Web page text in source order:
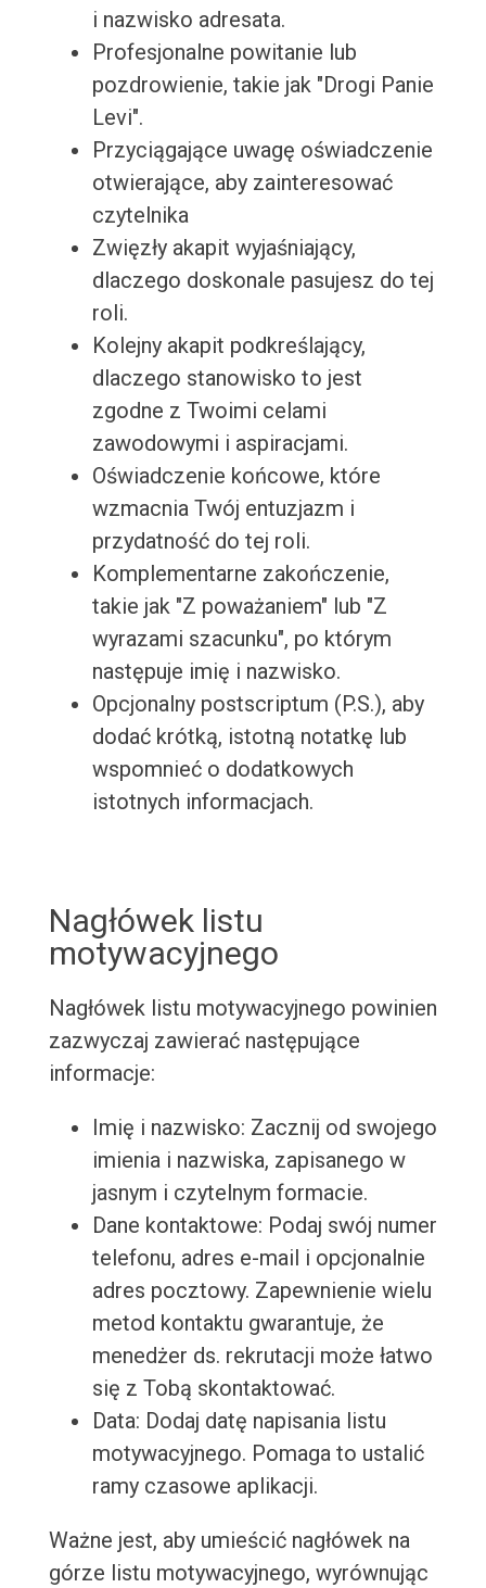
i nazwisko adresata.
Profesjonalne powitanie lub
pozdrowienie, takie jak "Drogi Panie
Levi".
Przyciągające uwagę oświadczenie
otwierające, aby zainteresować
czytelnika
Zwięzły akapit wyjaśniający,
dlaczego doskonale pasujesz do tej
roli.
Kolejny akapit podkreślający,
dlaczego stanowisko to jest
zgodne z Twoimi celami
zawodowymi i aspiracjami.
Oświadczenie końcowe, które
wzmacnia Twój entuzjazm i
przydatność do tej roli.
Komplementarne zakończenie,
takie jak "Z poważaniem" lub "Z
wyrazami szacunku", po którym
następuje imię i nazwisko.
Opcjonalny postscriptum (P.S.), aby
dodać krótką, istotną notatkę lub
wspomnieć o dodatkowych
istotnych informacjach.
Nagłówek listu
motywacyjnego
Nagłówek listu motywacyjnego powinien
zazwyczaj zawierać następujące
informacje:
Imię i nazwisko: Zacznij od swojego
imienia i nazwiska, zapisanego w
jasnym i czytelnym formacie.
Dane kontaktowe: Podaj swój numer
telefonu, adres e-mail i opcjonalnie
adres pocztowy. Zapewnienie wielu
metod kontaktu gwarantuje, że
menedżer ds. rekrutacji może łatwo
się z Tobą skontaktować.
Data: Dodaj datę napisania listu
motywacyjnego. Pomaga to ustalić
ramy czasowe aplikacji.
Ważne jest, aby umieścić nagłówek na
górze listu motywacyjnego, wyrównując